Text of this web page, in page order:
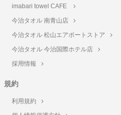
imabari towel CAFE
今治タオル 南青山店
今治タオル 松山エアポートストア
今治タオル 今治国際ホテル店
採用情報
規約
利用規約